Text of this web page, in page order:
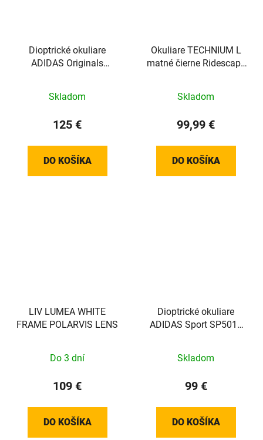
Dioptrické okuliare
ADIDAS Originals
Skladom
125 €
DO KOŠÍKA
Okuliare TECHNIUM L
matné čierne Ridescape
Skladom
99,99 €
DO KOŠÍKA
LIV LUMEA WHITE
FRAME POLARVIS LENS
Do 3 dní
109 €
DO KOŠÍKA
Dioptrické okuliare
ADIDAS Sport SP5013
Skladom
99 €
DO KOŠÍKA